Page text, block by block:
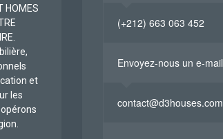
HOMES
et
les
(+212) 663 063 452
Envoyez-nous un e-mail
contact@d3houses.com